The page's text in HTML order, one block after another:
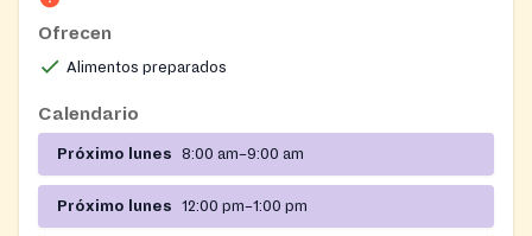
children and teens 18 and under. No identification or
registration is required to receive meals. The center
has served the Roxborough and Manayunk
including a food pantry, after-school care, teen
college and career readiness, summer camps, and
community classes. Qia Richardson (215) 895-3470
6/22/2026 8/14/2026
Ofrecen
Alimentos preparados
Calendario
Próximo lunes 8:00 am–9:00 am
Próximo lunes 12:00 pm–1:00 pm